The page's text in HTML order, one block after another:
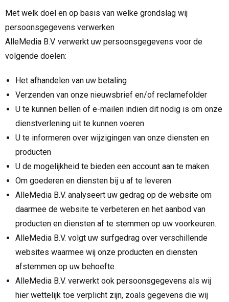
Met welk doel en op basis van welke grondslag wij
persoonsgegevens verwerken
AlleMedia B.V. verwerkt uw persoonsgegevens voor de
volgende doelen:
Het afhandelen van uw betaling
Verzenden van onze nieuwsbrief en/of reclamefolder
U te kunnen bellen of e-mailen indien dit nodig is om onze
dienstverlening uit te kunnen voeren
U te informeren over wijzigingen van onze diensten en
producten
U de mogelijkheid te bieden een account aan te maken
Om goederen en diensten bij u af te leveren
AlleMedia B.V. analyseert uw gedrag op de website om
daarmee de website te verbeteren en het aanbod van
producten en diensten af te stemmen op uw voorkeuren.
AlleMedia B.V. volgt uw surfgedrag over verschillende
websites waarmee wij onze producten en diensten
afstemmen op uw behoefte.
AlleMedia B.V. verwerkt ook persoonsgegevens als wij
hier wettelijk toe verplicht zijn, zoals gegevens die wij